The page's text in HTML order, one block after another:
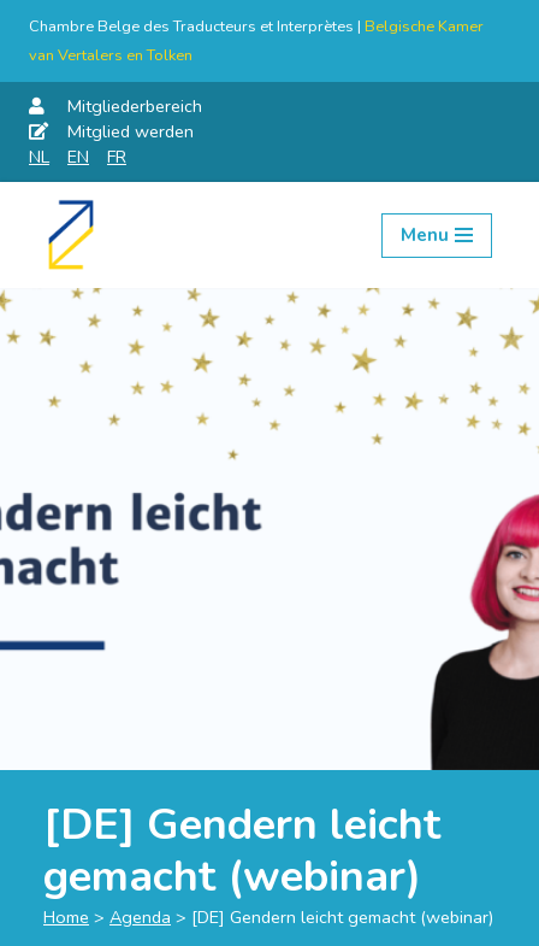
Chambre Belge des Traducteurs et Interprètes | Belgische Kamer
van Vertalers en Tolken
Mitgliederbereich
Mitglied werden
NL
EN FR
Skip
content
Menu
[DE] Gendern leicht
gemacht (webinar)
Home > Agenda > [DE] Gendern leicht gemacht (webinar)